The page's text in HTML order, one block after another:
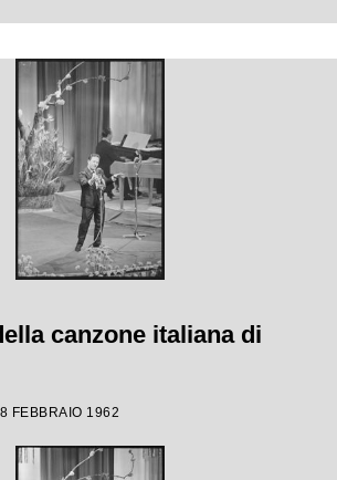
canzone italiana di
FEBBRAIO 1962